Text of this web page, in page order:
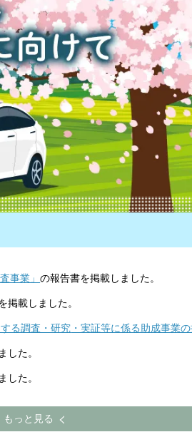
事業」の報告書を掲載しました。
掲載しました。
る調査・研究 ・実証等に係る助成事業
した。
した。
もっと見る